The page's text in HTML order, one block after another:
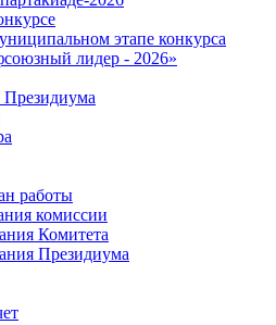
этапе конкурса
лидер - 2026»
Президиума
работы
комиссии
Комитета
Президиума